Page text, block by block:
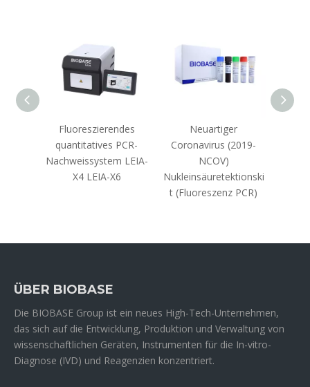
Fluoreszierendes
quantitatives PCR-
Nachweissystem LEIA-
X4 LEIA-X6
Neuartiger
Coronavirus (2019-
NCOV)
Nukleinsäuretektionski
t (Fluoreszenz PCR)
ÜBER BIOBASE
Die BIOBASE Group ist ein neues High-Tech-Unternehmen,
das sich auf die Entwicklung, Produktion und Verwaltung von
wissenschaftlichen Geräten, Instrumenten für die In-vitro-
Diagnose (IVD) und Reagenzien konzentriert.